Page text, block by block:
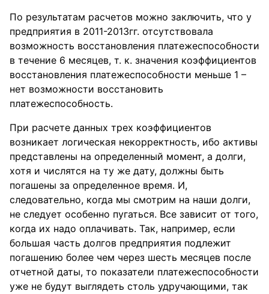
По результатам расчетов можно заключить, что у
предприятия в 2011-2013гг. отсутствовала
возможность восстановления платежеспособности
в течение 6 месяцев, т. к. значения коэффициентов
восстановления платежеспособности меньше 1 –
нет возможности восстановить
платежеспособность.
При расчете данных трех коэффициентов
возникает логическая некорректность, ибо активы
представлены на определенный момент, а долги,
хотя и числятся на ту же дату, должны быть
погашены за определенное время. И,
следовательно, когда мы смотрим на наши долги,
не следует особенно пугаться. Все зависит от того,
когда их надо оплачивать. Так, например, если
большая часть долгов предприятия подлежит
погашению более чем через шесть месяцев после
отчетной даты, то показатели платежеспособности
уже не будут выглядеть столь удручающими, так